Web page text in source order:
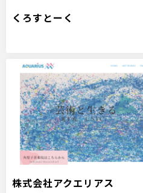
くろすとーく
株式会社アクエリアス